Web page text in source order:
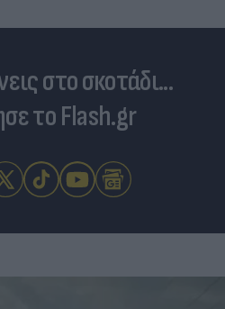
στο σκοτάδι...
το Flash.gr